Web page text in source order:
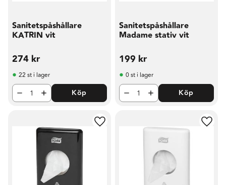
Sanitetspåshållare
KATRIN vit
274 kr
22 st i lager
Köp
Sanitetspåshållare
Madame stativ vit
199 kr
0 st i lager
Köp
Lägg till i favoriter